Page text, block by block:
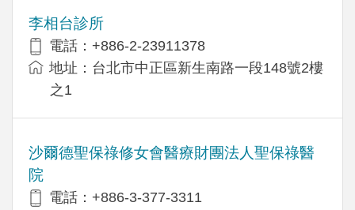
李相台診所
電話：+886-2-23911378
地址：台北市中正區新生南路一段148號2樓
之1
沙爾德聖保祿修女會醫療財團法人聖保祿醫
院
電話：+886-3-377-3311